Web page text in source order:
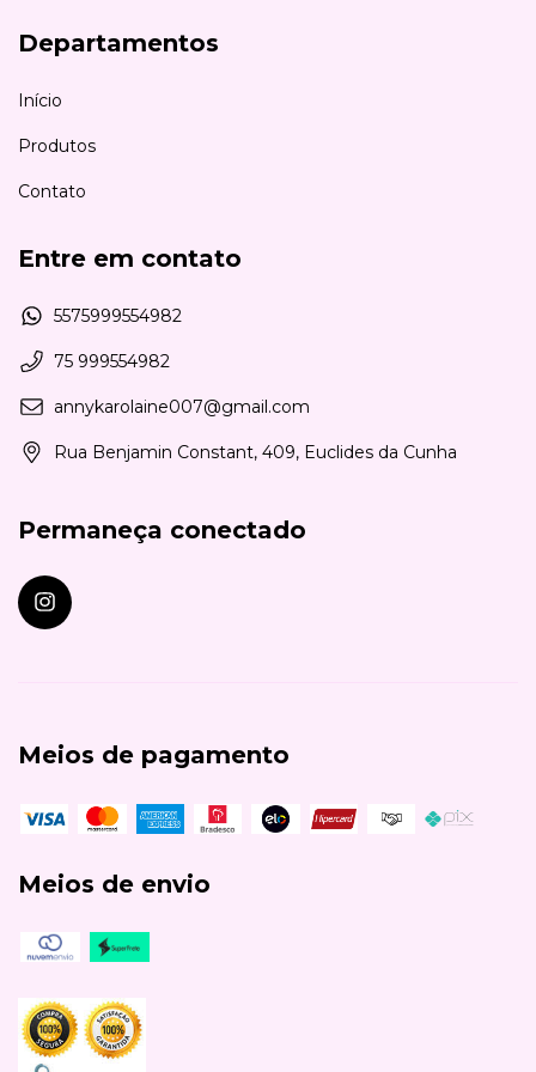
Departamentos
Início
Produtos
Contato
Entre em contato
5575999554982
75 999554982
annykarolaine007@gmail.com
Rua Benjamin Constant, 409, Euclides da Cunha
Permaneça conectado
Meios de pagamento
Meios de envio